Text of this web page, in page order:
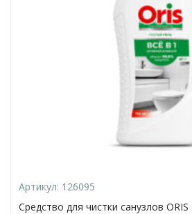
Артикул: 126095
Средство для чистки санузлов